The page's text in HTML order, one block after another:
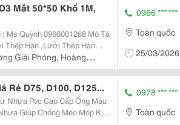
Mắt 50*50 Khổ 1M,
0966001268 Mô Tả
Thép Hàn ,Lưới Thép Hàn
Các Mắt Lưới :
Giải Phóng, Hoàng
0966 *** ***
Toàn quốc
25/03/2026
Rẻ D75, D100, D125...
Giúp Chống Méo Móp Khi
0978 *** ***
Toàn quốc